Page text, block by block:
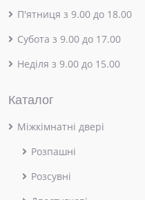
П'ятниця з 9.00 до 18.00
Субота з 9.00 до 17.00
Неділя з 9.00 до 15.00
Каталог
Міжкімнатні двері
Розпашні
Розсувні